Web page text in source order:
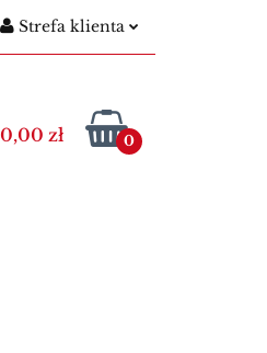
Strefa klienta
Zarejestruj się
Dodaj zgłoszenie
0,00 zł 0